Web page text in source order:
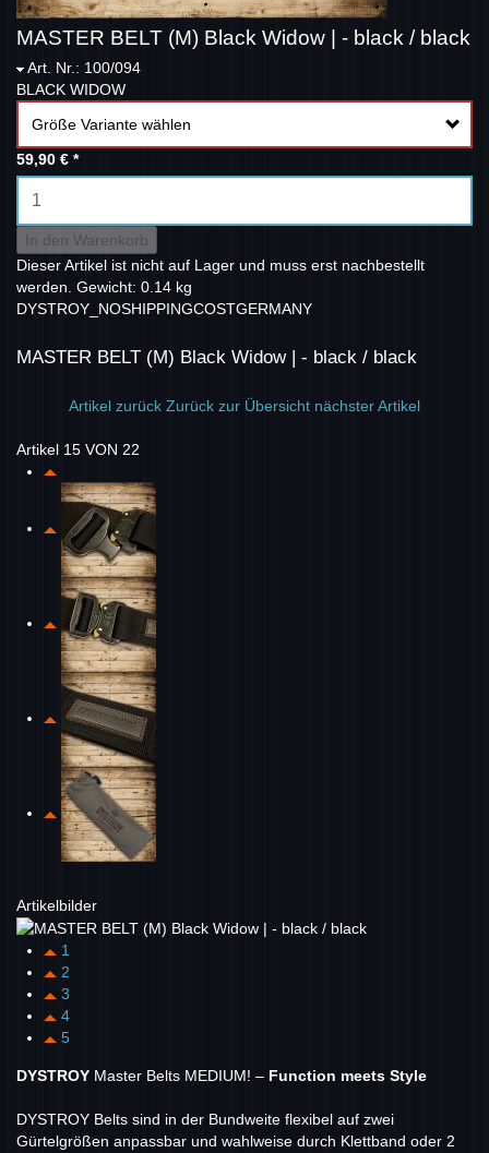
MASTER BELT (M) Black Widow | - black / black
Art. Nr.: 100/094
BLACK WIDOW
Größe Variante wählen
59,90 € *
In den Warenkorb
Dieser Artikel ist nicht auf Lager und muss erst nachbestellt
werden. Gewicht: 0.14 kg
DYSTROY_NOSHIPPINGCOSTGERMANY
MASTER BELT (M) Black Widow | - black / black
Artikel zurück Zurück zur Übersicht nächster Artikel
Artikel 15 VON 22
Artikelbilder
1
2
3
4
5
DYSTROY Master Belts MEDIUM! – Function meets Style
DYSTROY Belts sind in der Bundweite flexibel auf zwei
Gürtelgrößen anpassbar und wahlweise durch Klettband oder 2